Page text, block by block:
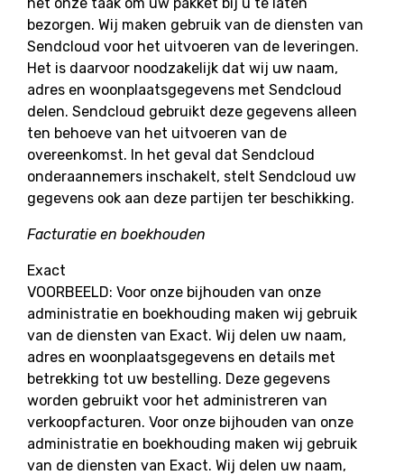
bezorgen. Wij maken gebruik van de diensten van
Sendcloud voor het uitvoeren van de leveringen.
Het is daarvoor noodzakelijk dat wij uw naam,
adres en woonplaatsgegevens met Sendcloud
delen. Sendcloud gebruikt deze gegevens alleen
ten behoeve van het uitvoeren van de
overeenkomst. In het geval dat Sendcloud
onderaannemers inschakelt, stelt Sendcloud uw
gegevens ook aan deze partijen ter beschikking.
Facturatie en boekhouden
Exact
VOORBEELD: Voor onze bijhouden van onze
administratie en boekhouding maken wij gebruik
van de diensten van Exact. Wij delen uw naam,
adres en woonplaatsgegevens en details met
betrekking tot uw bestelling. Deze gegevens
worden gebruikt voor het administreren van
verkoopfacturen. Voor onze bijhouden van onze
administratie en boekhouding maken wij gebruik
van de diensten van Exact. Wij delen uw naam,